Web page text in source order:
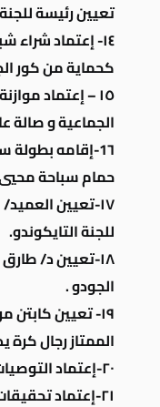
تعيين رئيسة
١٤- إعتماد
كحماية من كور
١٥ – إعتماد
الجماعية و صالة
1٦-إقامه بطولة
حمام سباحة محيي الشاذلي
١٧-تعيين
للجنة التايكوندو.
١٨-تعيين د/
الجودو .
١٩- تعيين
الممتاز رجال كرة
٢٠-إعتماد التوصيات الرياضية.
٢١-إعتماد تحقيقات لجنة فض المنازعات.